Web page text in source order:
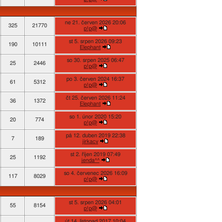
325 21770
ne 21. červen 2026 20:06
p!p@
190 10111
st 5. srpen 2026 09:23
Elephant
25 2446
so 30. srpen 2025 06:47
p!p@
61 5312
po 3. červen 2024 16:37
p!p@
36 1372
čt 25. červen 2026 11:24
Elephant
20 774
so 1. únor 2020 15:20
p!p@
7 189
pá 12. duben 2019 22:38
jirkacv
25 1192
st 2. říjen 2019 07:49
jenda^^
117 8029
so 4. červenec 2026 16:09
p!p@
55 8154
st 5. srpen 2026 04:01
p!p@